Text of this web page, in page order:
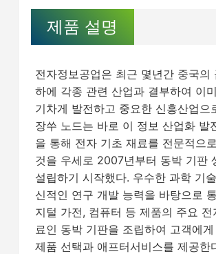
제품 설명
전자정보공업은 최근 몇년간 중국의
하에 각종 관련 산업과 결부하여 이
기차게 발전하고 중요한 신흥산업으
장쑤 노드는 바로 이 정보 산업화 발
을 통해 전자 기초 재료를 전문적으
것을 우세로 2007년부터 동박 기판
설립하기 시작했다. 우수한 과학 기
신적인 연구 개발 능력을 바탕으로
지털 가전, 컴퓨터 등 제품의 주요 전
료인 동박 기판을 조립하여 고객에
제품 선택과 애프터서비스를 제공한